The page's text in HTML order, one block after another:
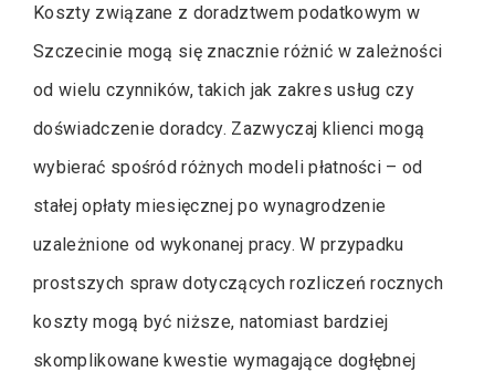
Koszty związane z doradztwem podatkowym w
Szczecinie mogą się znacznie różnić w zależności
od wielu czynników, takich jak zakres usług czy
doświadczenie doradcy. Zazwyczaj klienci mogą
wybierać spośród różnych modeli płatności – od
stałej opłaty miesięcznej po wynagrodzenie
uzależnione od wykonanej pracy. W przypadku
prostszych spraw dotyczących rozliczeń rocznych
koszty mogą być niższe, natomiast bardziej
skomplikowane kwestie wymagające dogłębnej